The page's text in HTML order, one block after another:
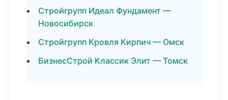
Стройгрупп Идеал Фундамент —
Новосибирск
Стройгрупп Кровля Кирпич — Омск
БизнесСтрой Классик Элит — Томск